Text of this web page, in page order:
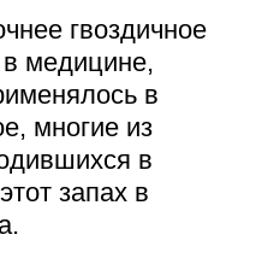
гвоздичное
в медицине,
в
многие из
в
запах в